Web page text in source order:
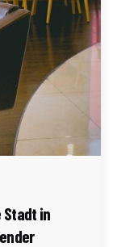
Stadt /
in